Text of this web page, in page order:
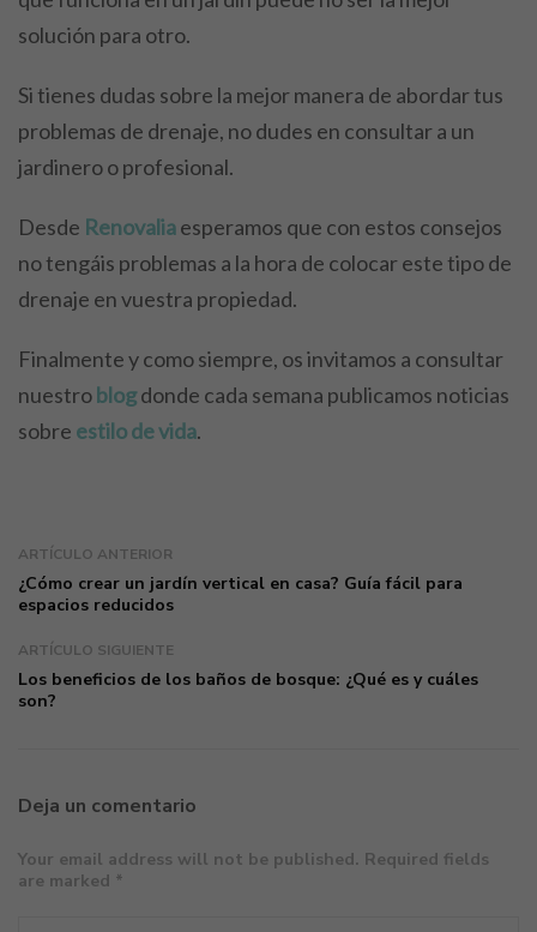
solución para otro.
Si tienes dudas sobre la mejor manera de abordar tus
problemas de drenaje, no dudes en consultar a un
jardinero o profesional.
Desde Renovaliaesperamos que con estos consejos
no tengáis problemas a la hora de colocar este tipo de
drenaje en vuestra propiedad.
Finalmente y como siempre, os invitamos a consultar
nuestroblogdonde cada semana publicamos noticias
sobre estilo de vida.
ARTÍCULO ANTERIOR
¿Cómo crear un jardín vertical en casa? Guía fácil para
espacios reducidos
ARTÍCULO SIGUIENTE
Los beneficios de los baños de bosque: ¿Qué es y cuáles
son?
Deja un comentario
Your email address will not be published. Required fields
are marked *